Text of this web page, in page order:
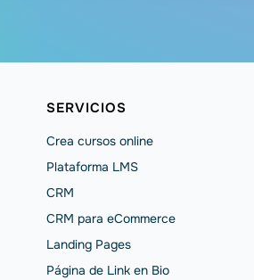
SERVICIOS
Crea cursos online
Plataforma LMS
CRM
CRM para eCommerce
Landing Pages
Página de Link en Bio